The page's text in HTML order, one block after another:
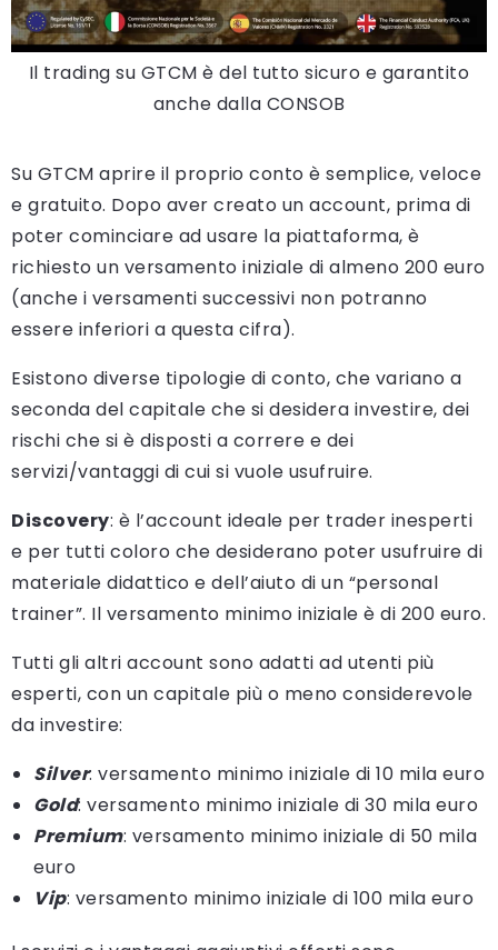
Il trading su GTCM è del tutto sicuro e garantito
anche dalla CONSOB
Su GTCM aprire il proprio conto è semplice, veloce
e gratuito. Dopo aver creato un account, prima di
poter cominciare ad usare la piattaforma, è
richiesto un versamento iniziale di almeno 200 euro
(anche i versamenti successivi non potranno
essere inferiori a questa cifra).
Esistono diverse tipologie di conto, che variano a
seconda del capitale che si desidera investire, dei
rischi che si è disposti a correre e dei
servizi/vantaggi di cui si vuole usufruire.
Discovery: è l’account ideale per trader inesperti
e per tutti coloro che desiderano poter usufruire di
materiale didattico e dell’aiuto di un “personal
trainer”. Il versamento minimo iniziale è di 200 euro.
Tutti gli altri account sono adatti ad utenti più
esperti, con un capitale più o meno considerevole
da investire:
Silver: versamento minimo iniziale di 10 mila euro
Gold: versamento minimo iniziale di 30 mila euro
Premium: versamento minimo iniziale di 50 mila
euro
Vip: versamento minimo iniziale di 100 mila euro